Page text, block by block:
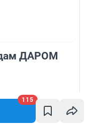
115
ДАРОМ
6)